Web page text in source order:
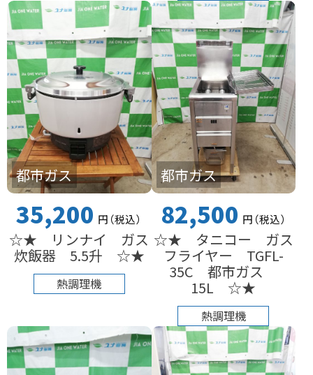
都市ガス
35,200 円（税込）
☆★ リンナイ ガス
炊飯器 5.5升 ☆★
熱調理機
都市ガス
82,500 円（税込）
☆★ タニコー ガス
フライヤー TGFL-
35C 都市ガス
15L ☆★
熱調理機